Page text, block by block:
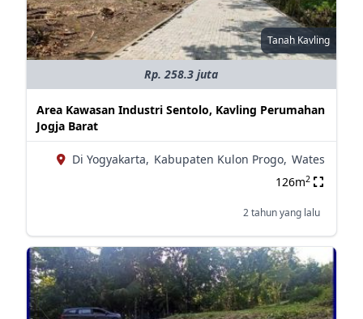
Tanah Kavling
Rp. 258.3 juta
Area Kawasan Industri Sentolo, Kavling Perumahan
Jogja Barat
Di Yogyakarta, Kabupaten Kulon Progo, Wates
126m2
2 tahun yang lalu